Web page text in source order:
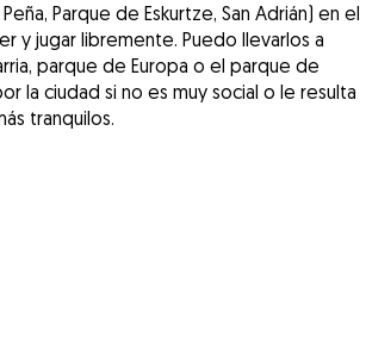
Parque de Eskurtze, San Adrián) en el
y jugar libremente. Puedo llevarlos a
parque de Europa o el parque de
la ciudad si no es muy social o le resulta
tranquilos.